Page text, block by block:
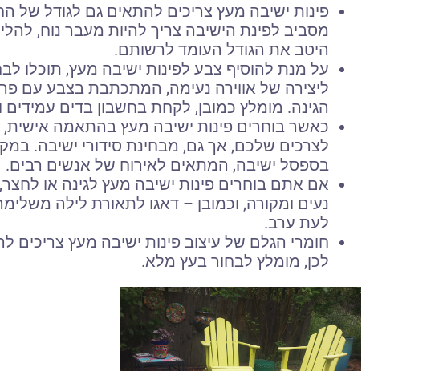
פינות ישיבה מעץ צריכים להתאים גם לגודל של
מסביב לפינת הישיבה צריך להיות מעבר נוח,
היטב את הגודל העומד לרשותם.
על מנת להוסיף צבע לפינות ישיבה מעץ, תוכלו
ליצירה של אווירה נעימה, המתכתבת בצבע עם
הגינה. מומלץ כמובן, לקחת בחשבון בדים עמידים
כאשר בוחרים פינות ישיבה מעץ בהתאמה
לצרכים שלכם, אך גם, מבחינת סידורי ישיבה.
בספסל ישיבה, המתאים לאירוח של אנשים רבים.
אם אתם בוחרים פינות ישיבה מעץ לגינה או
נעים ומקורה, וכמובן – דאגו לתאורת לילה
לעת ערב.
חומרי הגלם של עיצוב פינות ישיבה מעץ צריכים
לכן, מומלץ לבחור בעץ מלא.